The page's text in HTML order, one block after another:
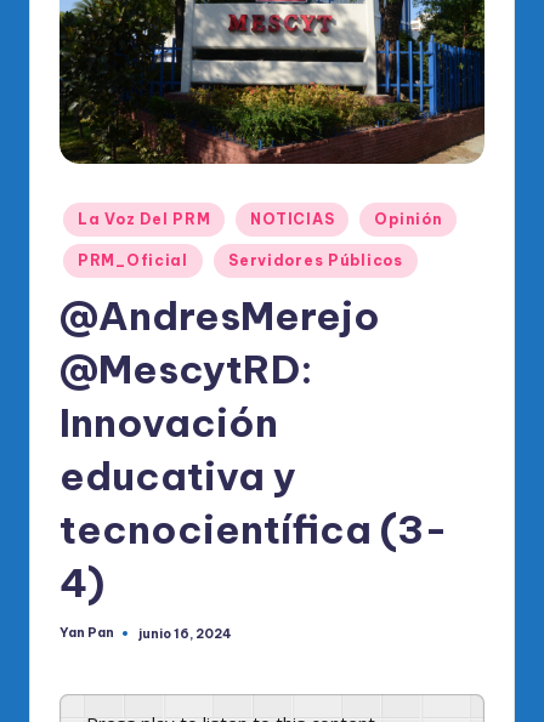
di
o
O
ci
al
el
R
M
Publicado
en
La Voz Del PRM NOTICIAS Opinión
PRM_Oficial Servidores Públicos
@AndresMerejo
@MescytRD:
Innovación
educativa y
tecnocientífica (3-
4)
Publicado
Yan Pan junio 16, 2024